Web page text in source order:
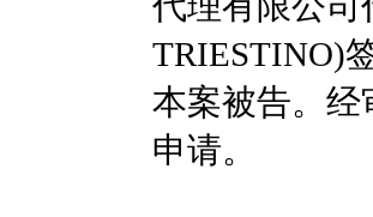
TRIESTINO)
本案被告。经
申请。